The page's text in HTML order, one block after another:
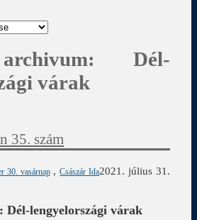
Dél-
várak
35. szám
30. vasárnap ,Császár Ida2021. július 31.
Dél-lengyelországi várak